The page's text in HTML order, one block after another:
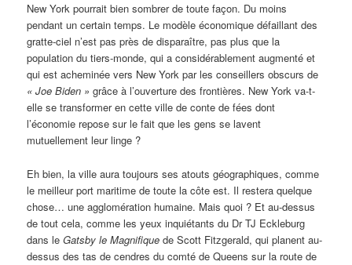
New York pourrait bien sombrer de toute façon. Du moins
pendant un certain temps. Le modèle économique défaillant des
gratte-ciel n’est pas près de disparaître, pas plus que la
population du tiers-monde, qui a considérablement augmenté et
qui est acheminée vers New York par les conseillers obscurs de
« Joe Biden » grâce à l’ouverture des frontières. New York va-t-
elle se transformer en cette ville de conte de fées dont
l’économie repose sur le fait que les gens se lavent
mutuellement leur linge ?
Eh bien, la ville aura toujours ses atouts géographiques, comme
le meilleur port maritime de toute la côte est. Il restera quelque
chose… une agglomération humaine. Mais quoi ? Et au-dessus
de tout cela, comme les yeux inquiétants du Dr TJ Eckleburg
dans leGatsby le Magnifique de Scott Fitzgerald, qui planent au-
dessus des tas de cendres du comté de Queens sur la route de